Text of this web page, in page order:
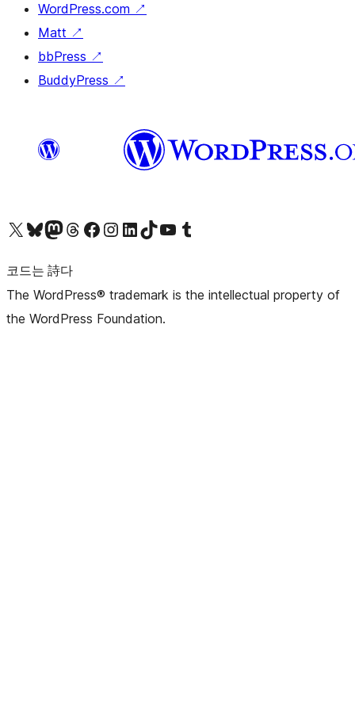
WordPress.com ↗
Matt ↗
bbPress ↗
BuddyPress ↗
X(이전 트위터) 계정 방문하기블루스카이 계정 방문하기마스토돈 계정 방문하기스레드 계정 방문하기 페이스북 페이지 방문하기인스타그램 계정 방문하기 LinkedIn 계정 방문하기틱톡 계정 방문하기유튜브 채널 방문하기 텀블러 계정 방문하기
코드는 詩다
The WordPress® trademark is the intellectual property of
the WordPress Foundation.